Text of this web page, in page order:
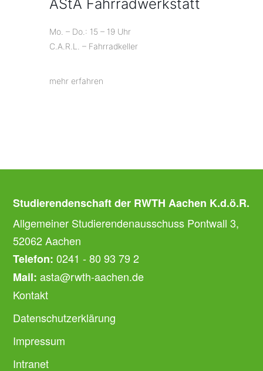
AStA Fahrradwerkstatt
Mo. – Do.: 15 – 19 Uhr
C.A.R.L. – Fahrradkeller
mehr erfahren
Studierendenschaft der RWTH Aachen K.d.ö.R.
Allgemeiner Studierendenausschuss Pontwall 3,
52062 Aachen
Telefon: 0241 - 80 93 79 2
Mail: asta@rwth-aachen.de
Kontakt
Datenschutzerklärung
Impressum
Intranet